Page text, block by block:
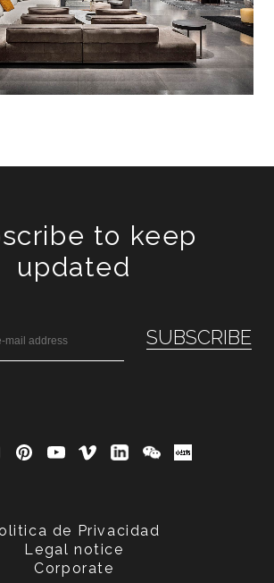
to keep
updated
de Privacidad
Legal notice
Corporate